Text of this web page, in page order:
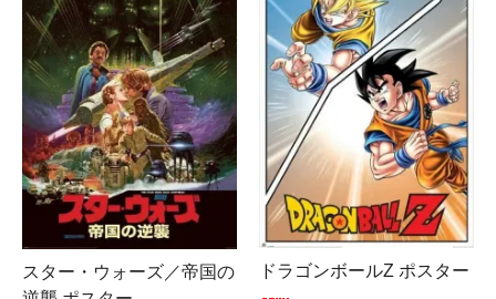
スター・ウォーズ／帝国の
ドラゴンボールZ ポスター